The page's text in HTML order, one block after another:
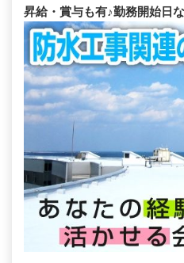
昇給・賞与も有♪勤務開始日